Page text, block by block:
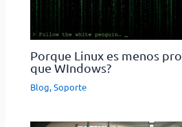
Porque Linux es menos
que WIndows?
Blog,Soporte